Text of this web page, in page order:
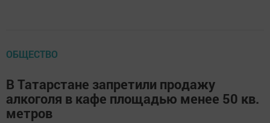
ОБЩЕСТВО
В Татарстане запретили продажу
алкоголя в кафе площадью менее 50 кв.
метров